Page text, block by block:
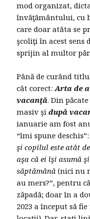
mod organizat,
învăţământului, cu
care doar atâta se
şcoliţi în acest sens
sprijin al multor
Până de curând
cât corect:Arta de
vacanţă. Din
masiv şi după
ianuarie am fost
“îmi spune
şi copilul este atât
aşa că ei îşi asumă
săptămână (nici nu
au mers?”, pentru
zăpadă; doar în a
2023 a început să